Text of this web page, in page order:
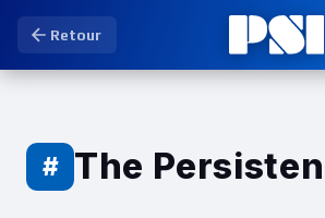
Retour
# The